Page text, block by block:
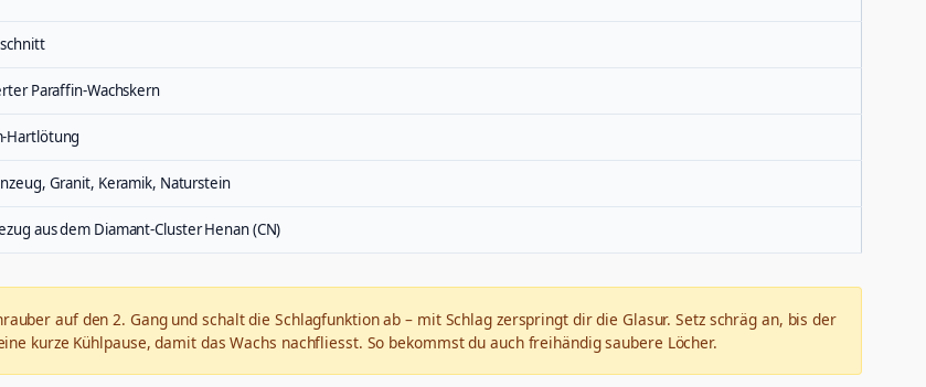
Paraffin-Wachskern
Hartlötung
Granit, Keramik, Naturstein
aus dem Diamant-Cluster Henan (CN)
auf den 2. Gang und schalt die Schlagfunktion ab – mit Schlag zerspringt dir die Glasur. Setz schräg an, bis der
kurze Kühlpause, damit das Wachs nachfliesst. So bekommst du auch freihändig saubere Löcher.